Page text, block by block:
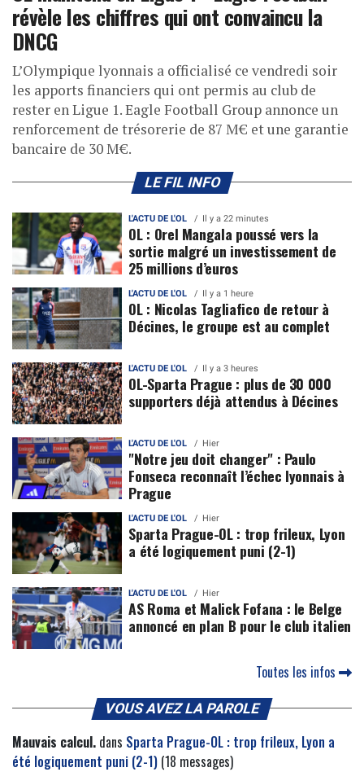
révèle les chiffres qui ont convaincu la
DNCG
L’Olympique lyonnais a officialisé ce vendredi soir
les apports financiers qui ont permis au club de
rester en Ligue 1. Eagle Football Group annonce un
renforcement de trésorerie de 87 M€ et une garantie
bancaire de 30 M€.
LE FIL INFO
L'ACTU DE L'OL Il y a 22 minutes
OL : Orel Mangala poussé vers la
sortie malgré un investissement de
25 millions d’euros
L'ACTU DE L'OL Il y a 1 heure
OL : Nicolas Tagliafico de retour à
Décines, le groupe est au complet
L'ACTU DE L'OL Il y a 3 heures
OL-Sparta Prague : plus de 30 000
supporters déjà attendus à Décines
L'ACTU DE L'OL Hier
"Notre jeu doit changer" : Paulo
Fonseca reconnaît l’échec lyonnais à
Prague
L'ACTU DE L'OL Hier
Sparta Prague-OL : trop frileux, Lyon
a été logiquement puni (2-1)
L'ACTU DE L'OL Hier
AS Roma et Malick Fofana : le Belge
annoncé en plan B pour le club italien
Toutes les infos
VOUS AVEZ LA PAROLE
Mauvais calcul. dans Sparta Prague-OL : trop frileux, Lyon a
été logiquement puni (2-1) (18 messages)